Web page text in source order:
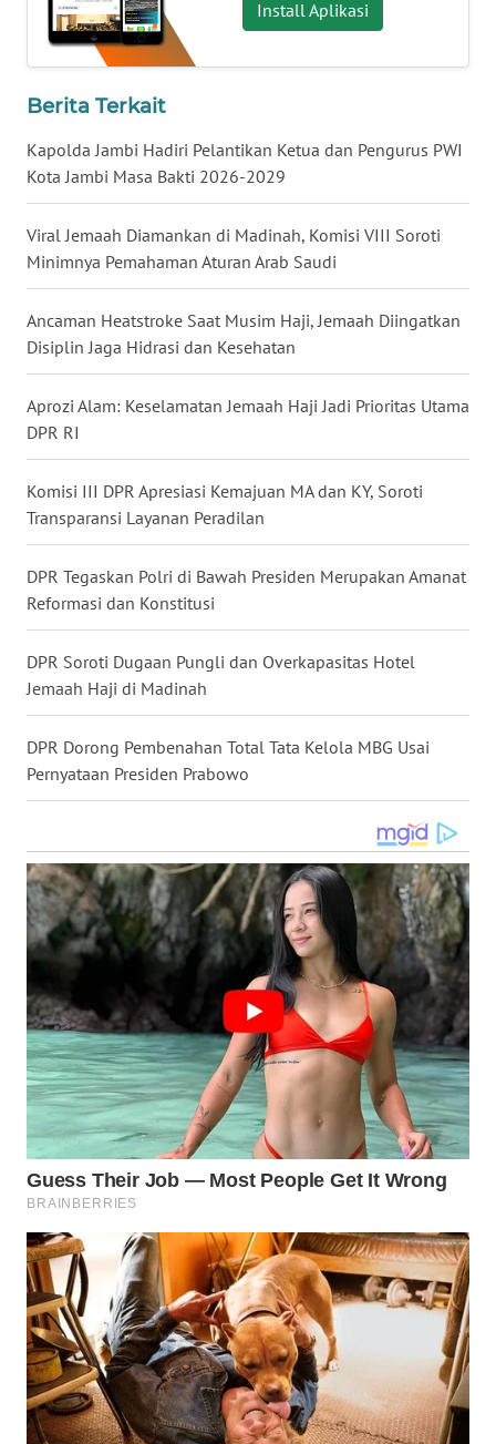
Install Aplikasi
Berita Terkait
Kapolda Jambi Hadiri Pelantikan Ketua dan Pengurus PWI
Kota Jambi Masa Bakti 2026-2029
Viral Jemaah Diamankan di Madinah, Komisi VIII Soroti
Minimnya Pemahaman Aturan Arab Saudi
Ancaman Heatstroke Saat Musim Haji, Jemaah Diingatkan
Disiplin Jaga Hidrasi dan Kesehatan
Aprozi Alam: Keselamatan Jemaah Haji Jadi Prioritas Utama
DPR RI
Komisi III DPR Apresiasi Kemajuan MA dan KY, Soroti
Transparansi Layanan Peradilan
DPR Tegaskan Polri di Bawah Presiden Merupakan Amanat
Reformasi dan Konstitusi
DPR Soroti Dugaan Pungli dan Overkapasitas Hotel
Jemaah Haji di Madinah
DPR Dorong Pembenahan Total Tata Kelola MBG Usai
Pernyataan Presiden Prabowo
WN
NUSANTARA
WN
WN
WN
KALBAR
WN
KALTENG
WN
KALTARA
WN
KALSEL
WN
WN
SULSEL
WN
GORONTALO
WN
SULUT
WN
MALUKU
WN
MALUT
WN
DAIRI
WN
DANAU
TOBA
WN
NIAS